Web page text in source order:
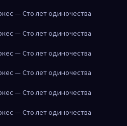
— Сто лет одиночества
— Сто лет одиночества
— Сто лет одиночества
— Сто лет одиночества
— Сто лет одиночества
— Сто лет одиночества